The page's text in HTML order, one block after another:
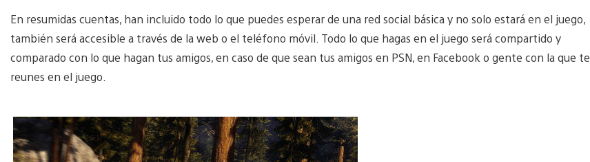
En resumidas cuentas, han incluido todo lo que puedes esperar de una red social básica y no solo estará en el juego,
también será accesible a través de la web o el teléfono móvil. Todo lo que hagas en el juego será compartido y
comparado con lo que hagan tus amigos, en caso de que sean tus amigos en PSN, en Facebook o gente con la que te
reunes en el juego.